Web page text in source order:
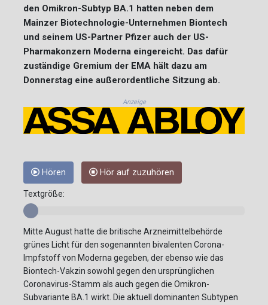
den Omikron-Subtyp BA.1 hatten neben dem
Mainzer Biotechnologie-Unternehmen Biontech
und seinem US-Partner Pfizer auch der US-
Pharmakonzern Moderna eingereicht. Das dafür
zuständige Gremium der EMA hält dazu am
Donnerstag eine außerordentliche Sitzung ab.
Anzeige
Hören Hör auf zuzuhören
Textgröße:
Mitte August hatte die britische Arzneimittelbehörde
grünes Licht für den sogenannten bivalenten Corona-
Impfstoff von Moderna gegeben, der ebenso wie das
Biontech-Vakzin sowohl gegen den ursprünglichen
Coronavirus-Stamm als auch gegen die Omikron-
Subvariante BA.1 wirkt. Die aktuell dominanten Subtypen